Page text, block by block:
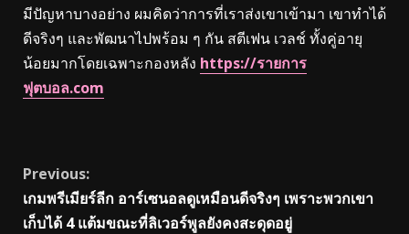
มีปัญหาบางอย่าง ผมคิดว่าการที่เราส่งเขาเข้ามา เขาทำได้
ดีจริงๆ และพัฒนาไปพร้อม ๆ กัน สตีเฟน เวลช์ ทั้งคู่อายุ
น้อยมากโดยเฉพาะกองหลัง https://รายการ
ฟุตบอล.com
Continue
Reading
Previous:
เกมพรีเมียร์ลีก อาร์เซนอลดูเหมือนดีจริงๆ เพราะพวกเขา
เก็บได้ 4 แต้มขณะที่ลิเวอร์พูลยังคงสะดุดอยู่